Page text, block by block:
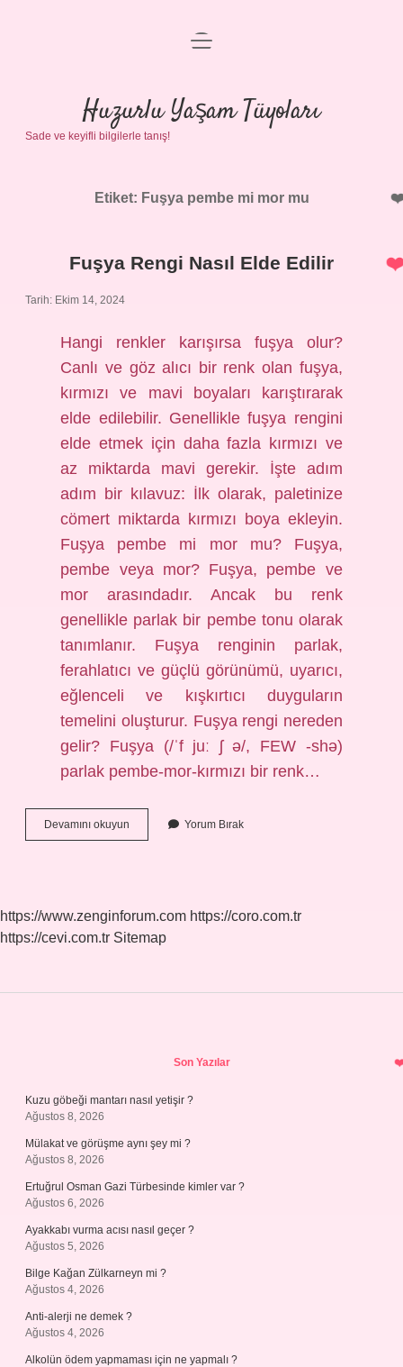
Anasayfa
Gizlilik Politikası
Yasal Uyarı
menüyü
Huzurlu Yaşam Tüyoları
Sade ve keyifli bilgilerle tanış!
Etiket: Fuşya pembe mi mor mu
Fuşya Rengi Nasıl Elde Edilir
Tarih: Ekim 14, 2024
Hangi renkler karışırsa fuşya olur?
Canlı ve göz alıcı bir renk olan fuşya,
kırmızı ve mavi boyaları karıştırarak
elde edilebilir. Genellikle fuşya rengini
elde etmek için daha fazla kırmızı ve
az miktarda mavi gerekir. İşte adım
adım bir kılavuz: İlk olarak, paletinize
cömert miktarda kırmızı boya ekleyin.
Fuşya pembe mi mor mu? Fuşya,
pembe veya mor? Fuşya, pembe ve
mor arasındadır. Ancak bu renk
genellikle parlak bir pembe tonu olarak
tanımlanır. Fuşya renginin parlak,
ferahlatıcı ve güçlü görünümü, uyarıcı,
eğlenceli ve kışkırtıcı duyguların
temelini oluşturur. Fuşya rengi nereden
gelir? Fuşya (/ˈf juː ʃ ə/, FEW -shə)
parlak pembe-mor-kırmızı bir renk…
Devamını okuyun
Rengi
Yorum Bırak
https://www.zenginforum.com https://coro.com.tr
https://cevi.com.tr Sitemap
Son Yazılar
Kuzu göbeği mantarı nasıl yetişir ?
Ağustos 8, 2026
Mülakat ve görüşme aynı şey mi ?
Ağustos 8, 2026
Ertuğrul Osman Gazi Türbesinde kimler var ?
Ağustos 6, 2026
Ayakkabı vurma acısı nasıl geçer ?
Ağustos 5, 2026
Bilge Kağan Zülkarneyn mi ?
Ağustos 4, 2026
Anti-alerji ne demek ?
Ağustos 4, 2026
Alkolün ödem yapmaması için ne yapmalı ?